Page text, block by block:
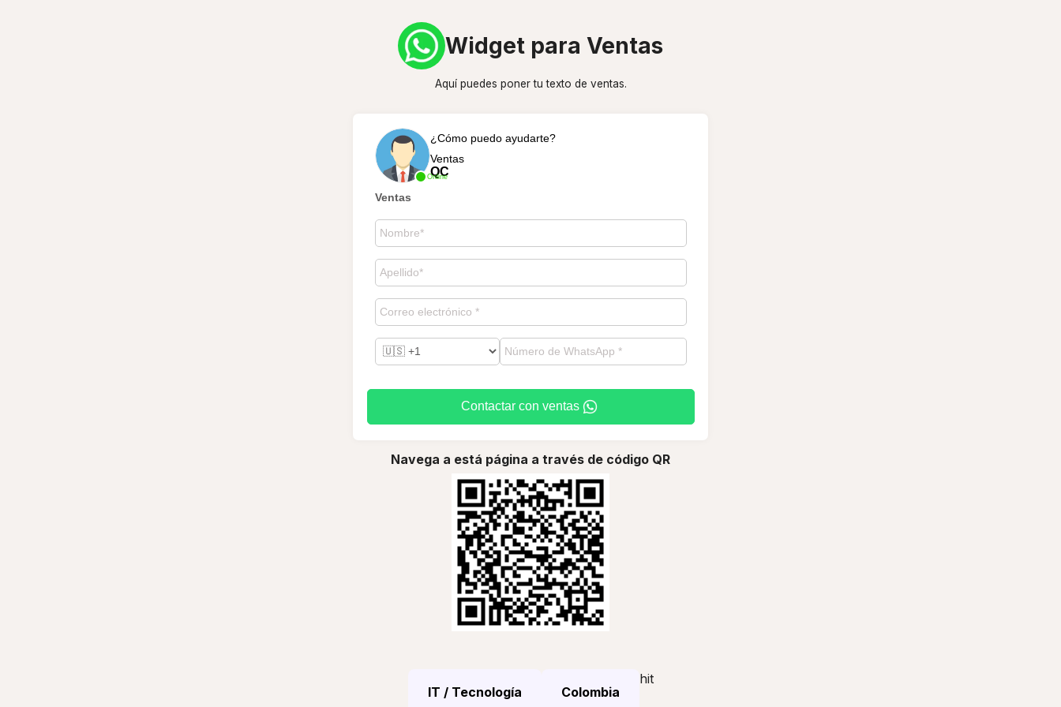
Widget para Ventas
Aquí puedes poner tu texto de ventas.
Online
¿Cómo puedo ayudarte?
Ventas
QC
Ventas
Contactar con ventas
Navega a está página a través de código QR
IT / Tecnología Colombia
hit